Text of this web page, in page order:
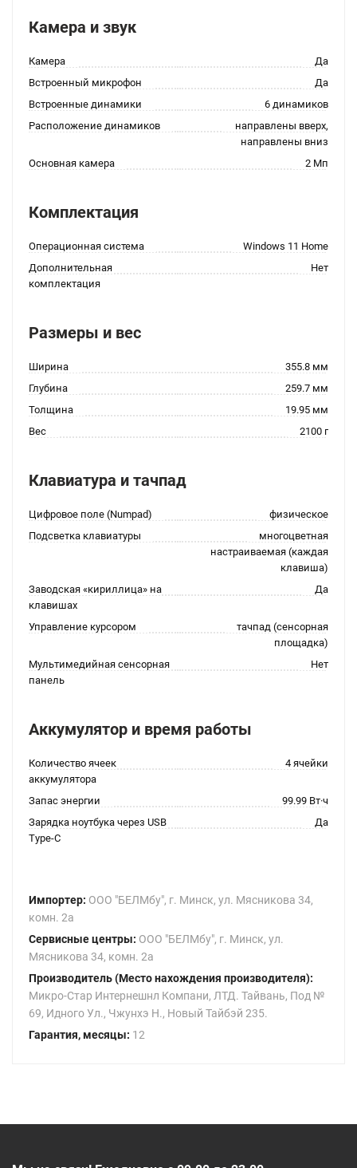
Камера и звук
Камера
Да
Встроенный микрофон
Да
Встроенные динамики
6 динамиков
Расположение динамиков
направлены вверх,
направлены вниз
Основная камера
2 Мп
Комплектация
Операционная система
Windows 11 Home
Дополнительная
комплектация
Нет
Размеры и вес
Ширина
355.8 мм
Глубина
259.7 мм
Толщина
19.95 мм
Вес
2100 г
Клавиатура и тачпад
Цифровое поле (Numpad)
физическое
Подсветка клавиатуры
многоцветная
настраиваемая (каждая
клавиша)
Заводская «кириллица» на
клавишах
Да
Управление курсором
тачпад (сенсорная
площадка)
Мультимедийная сенсорная
панель
Нет
Аккумулятор и время работы
Количество ячеек
аккумулятора
4 ячейки
Запас энергии
99.99 Вт·ч
Зарядка ноутбука через USB
Type-C
Да
Импортер: ООО "БЕЛМбу", г. Минск, ул. Мясникова 34,
комн. 2а
Сервисные центры: ООО "БЕЛМбу", г. Минск, ул.
Мясникова 34, комн. 2а
Производитель (Место нахождения производителя):
Микро-Стар Интернешнл Компани, ЛТД. Тайвань, Под №
69, Идного Ул., Чжунхэ Н., Новый Тайбэй 235.
Гарантия, месяцы: 12